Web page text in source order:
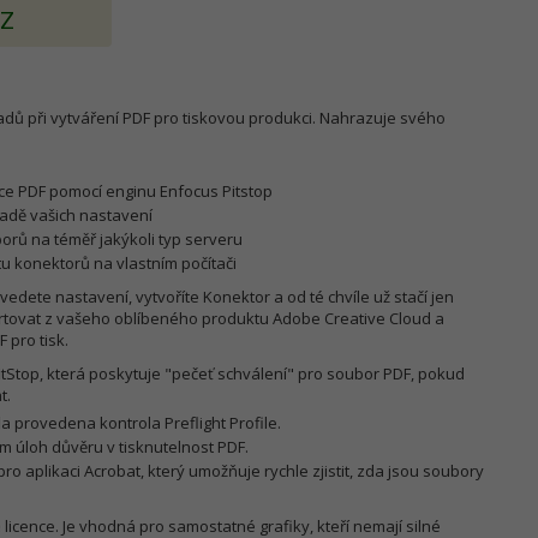
při vytváření PDF pro tiskovou produkci. Nahrazuje svého
PDF pomocí enginu Enfocus Pitstop
vašich nastavení
na téměř jakýkoli typ serveru
konektorů na vlastním počítači
nastavení, vytvoříte Konektor a od té chvíle už stačí jen
z vašeho oblíbeného produktu Adobe Creative Cloud a
pro tisk.
která poskytuje "pečeť schválení" pro soubor PDF, pokud
provedena kontrola Preflight Profile.
úloh důvěru v tisknutelnost PDF.
aplikaci Acrobat, který umožňuje rychle zjistit, zda jsou soubory
Je vhodná pro samostatné grafiky, kteří nemají silné